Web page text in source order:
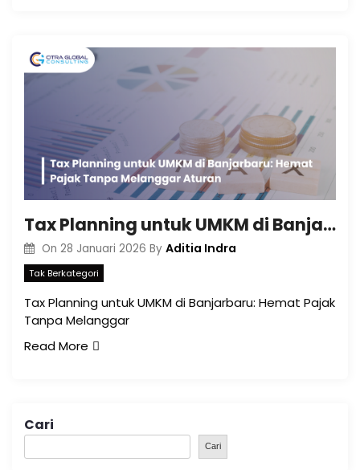
Tax Planning untuk UMKM di Banjarbaru: Hemat Pajak Tanpa Melanggar Aturan
On 28 Januari 2026 By Aditia Indra
Tak Berkategori
Tax Planning untuk UMKM di Banjarbaru: Hemat Pajak
Tanpa Melanggar
Read More
Cari
Cari